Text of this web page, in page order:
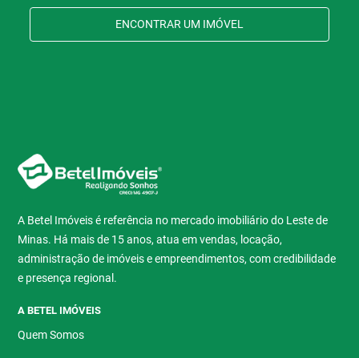
ENCONTRAR UM IMÓVEL
A Betel Imóveis é referência no mercado imobiliário do Leste de
Minas. Há mais de 15 anos, atua em vendas, locação,
administração de imóveis e empreendimentos, com credibilidade
e presença regional.
A BETEL IMÓVEIS
Quem Somos